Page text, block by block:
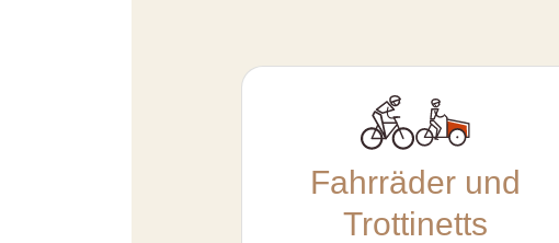
Fahrräder und
Trottinetts